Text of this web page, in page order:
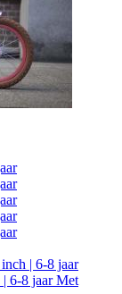
| 6-8 jaar
| 6-8 jaar Met